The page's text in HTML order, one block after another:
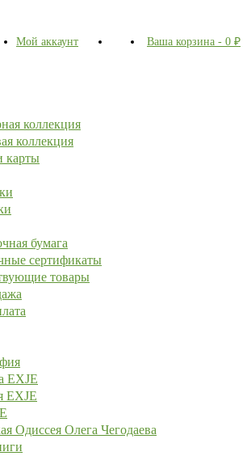
Мой аккаунт Ваша корзина - 0 ₽
коллекция
коллекция
карты
бумага
сертификаты
товары
EXJE
EXJE
Одиссея Олега Чегодаева